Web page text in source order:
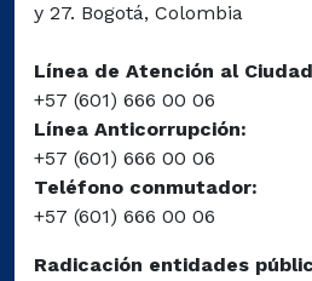
y 27. Bogotá, Colombia
Línea de Atención al
+57 (601) 666 00 06
Línea Anticorrupción:
+57 (601) 666 00 06
Teléfono conmutador:
+57 (601) 666 00 06
Radicación entidades